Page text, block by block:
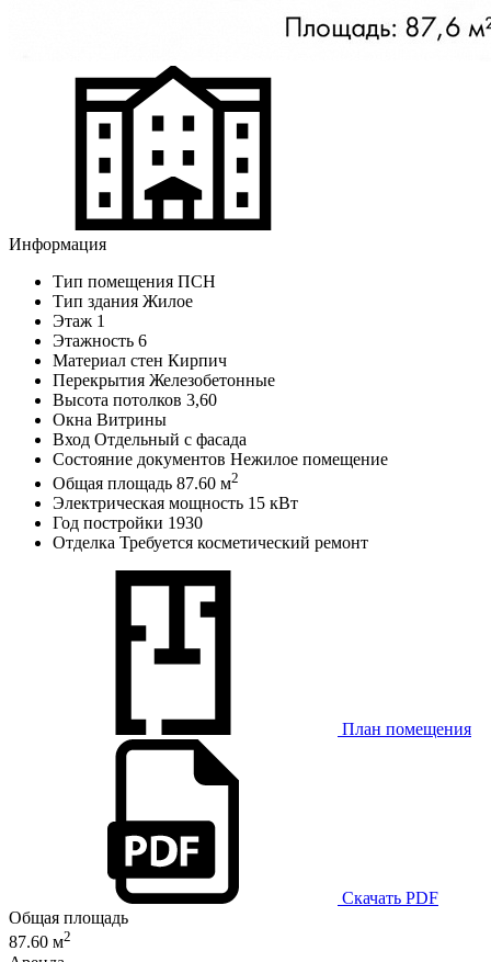
Информация
Тип помещения ПСН
Тип здания Жилое
Этаж 1
Этажность 6
Материал стен Кирпич
Перекрытия Железобетонные
Высота потолков 3,60
Окна Витрины
Вход Отдельный с фасада
Состояние документов Нежилое помещение
Общая площадь 87.60 м2
Электрическая мощность 15 кВт
Год постройки 1930
Отделка Требуется косметический ремонт
План помещения
Скачать PDF
Общая площадь
87.60 м2